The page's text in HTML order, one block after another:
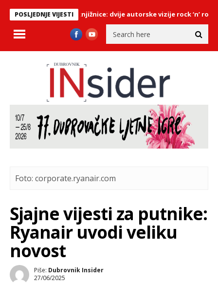
POSLJEDNJE VIJESTI
u Dubrovačke knjižnice: dvije autorske vizije rock ‘n’ rolla
Foto: corporate.ryanair.com
Sjajne vijesti za putnike:
Ryanair uvodi veliku
novost
Piše: Dubrovnik Insider
27/06/2025